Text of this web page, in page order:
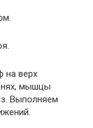
на верх
мышцы
Выполняем